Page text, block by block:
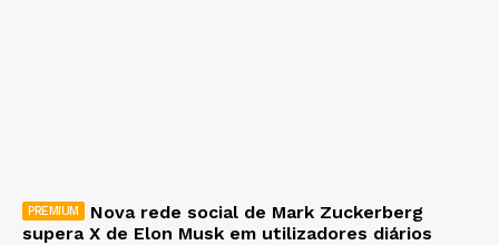
Nova rede social de Mark Zuckerberg
supera X de Elon Musk em utilizadores diários